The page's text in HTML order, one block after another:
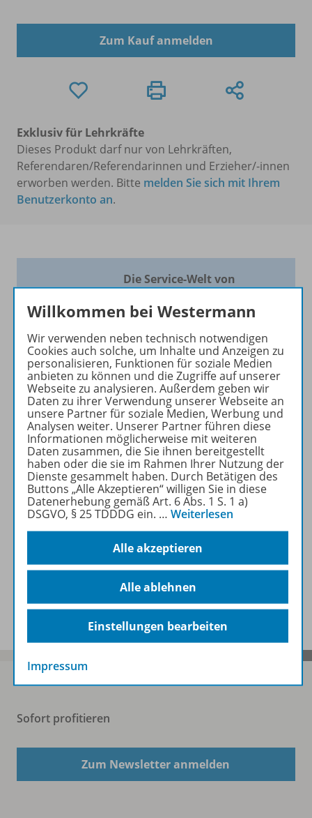
Zum Kauf anmelden
Exklusiv für Lehrkräfte
Dieses Produkt darf nur von Lehrkräften,
Referendaren/Referendarinnen und Erzieher/-innen
erworben werden. Bitte melden Sie sich mit Ihrem
Benutzerkonto an.
Die Service-Welt von
Westermann Englisch
Über 400 kostenlose
Materialien für einen
vielfältigen
Englischunterricht:
Arbeitsblätter,
Kopiervorlagen, Videos und
Podcast-Episoden.
Mehr Informationen
Informationen
Beschreibung
Sofort profitieren
Zum Newsletter anmelden
Willkommen bei Westermann
Wir verwenden neben technisch notwendigen
Cookies auch solche, um Inhalte und Anzeigen zu
personalisieren, Funktionen für soziale Medien
anbieten zu können und die Zugriffe auf unserer
Webseite zu analysieren. Außerdem geben wir
Daten zu ihrer Verwendung unserer Webseite an
unsere Partner für soziale Medien, Werbung und
Analysen weiter. Unserer Partner führen diese
Informationen möglicherweise mit weiteren
Daten zusammen, die Sie ihnen bereitgestellt
haben oder die sie im Rahmen Ihrer Nutzung der
Dienste gesammelt haben. Durch Betätigen des
Buttons „Alle Akzeptieren“ willigen Sie in diese
Datenerhebung gemäß Art. 6 Abs. 1 S. 1 a)
DSGVO, § 25 TDDDG ein. … Weiterlesen
Alle akzeptieren
Alle ablehnen
Einstellungen bearbeiten
Impressum